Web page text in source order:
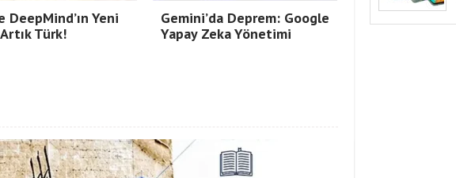
DeepMind’ın Yeni
Türk!
Gemini’da Deprem: Google
Yapay Zeka Yönetimi